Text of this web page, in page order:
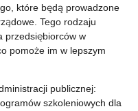
które będą prowadzone
Tego rodzaju
przedsiębiorców w
pomoże im w lepszym
publicznej:
szkoleniowych dla